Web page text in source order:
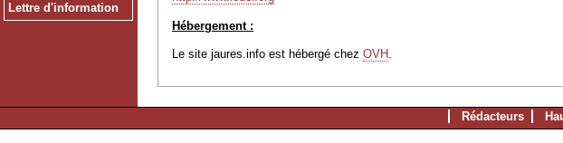
Lettre d'information
Hébergement :
Le site jaures.info est hébergé chez OVH
Rédacteurs